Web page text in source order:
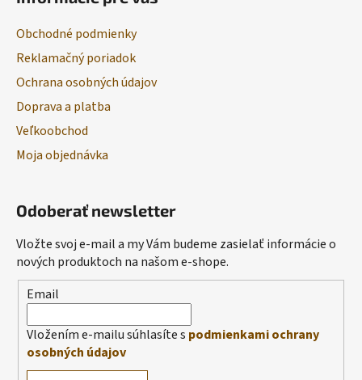
Obchodné podmienky
Reklamačný poriadok
Ochrana osobných údajov
Doprava a platba
Veľkoobchod
Moja objednávka
Odoberať newsletter
Vložte svoj e-mail a my Vám budeme zasielať informácie o
nových produktoch na našom e-shope.
Email
Vložením e-mailu súhlasíte s podmienkami ochrany
osobných údajov